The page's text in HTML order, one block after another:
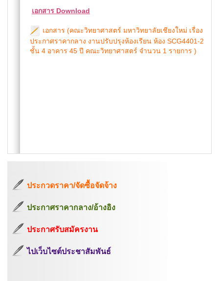
เอกสาร Download
เอกสาร (คณะวิทยาศาสตร์ มหาวิทยาลัยเชียงใหม่ เรื่อง
ประกาศราคากลาง งานปรับปรุงห้องเรียน ห้อง SCG4401-2
ชั้น 4 อาคาร 45 ปี คณะวิทยาศาสตร์ จำนวน 1 รายการ )
ประกวดราคา/จัดซื้อจัดจ้าง
ประกาศราคากลาง/อ้างอิง
ประกาศรับสมัครงาน
ไปเว็บไซต์ประชาสัมพันธ์